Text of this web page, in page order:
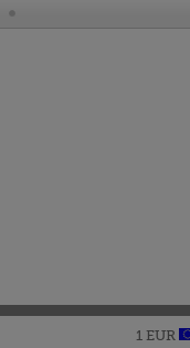
1 EUR